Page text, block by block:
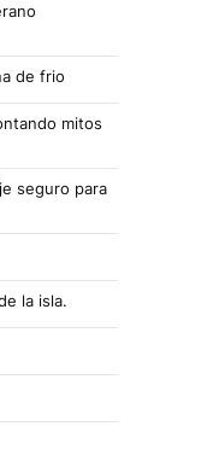
de frio
mitos
seguro para
la isla.